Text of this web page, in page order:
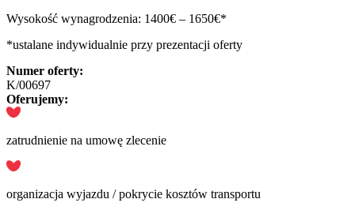
Wysokość wynagrodzenia: 1400€ – 1650€*
*ustalane indywidualnie przy prezentacji oferty
Numer oferty:
K/00697
Oferujemy:
zatrudnienie na umowę zlecenie
organizacja wyjazdu / pokrycie kosztów transportu